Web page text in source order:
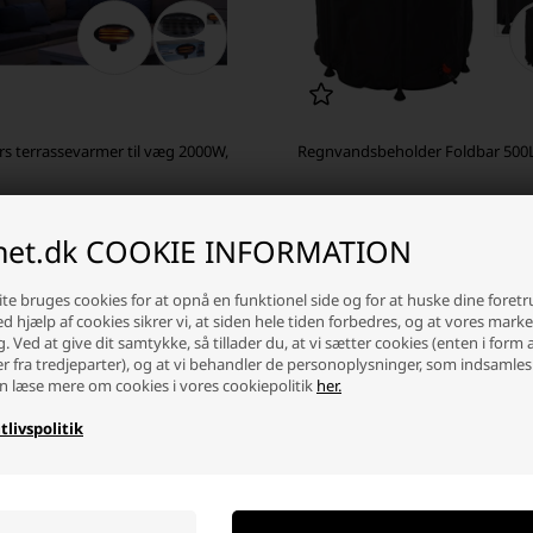
COOKIE INFORMATION
bruges cookies for at opnå en funktionel side og for at huske dine
hjælp af cookies sikrer vi, at siden hele tiden forbedres, og at vores
Ved at give dit samtykke, så tillader du, at vi sætter cookies (enten i form
fra tredjeparter), og at vi behandler de personoplysninger, som
læse mere om cookies i vores cookiepolitik her.
terrassevarmer til væg 2000W,
+
Regnvandsbeholder Foldbar
356,69 DKK
- +